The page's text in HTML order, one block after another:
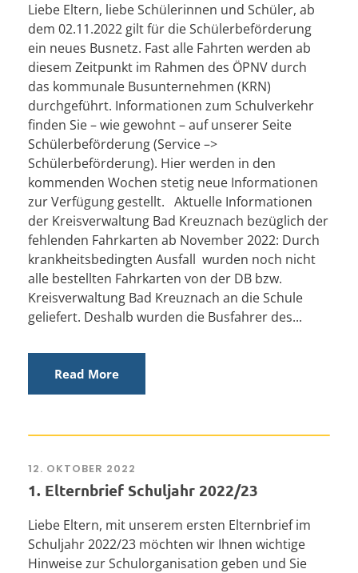
Liebe Eltern, liebe Schülerinnen und Schüler, ab
dem 02.11.2022 gilt für die Schülerbeförderung
ein neues Busnetz. Fast alle Fahrten werden ab
diesem Zeitpunkt im Rahmen des ÖPNV durch
das kommunale Busunternehmen (KRN)
durchgeführt. Informationen zum Schulverkehr
finden Sie – wie gewohnt – auf unserer Seite
Schülerbeförderung (Service –>
Schülerbeförderung). Hier werden in den
kommenden Wochen stetig neue Informationen
zur Verfügung gestellt. Aktuelle Informationen
der Kreisverwaltung Bad Kreuznach bezüglich der
fehlenden Fahrkarten ab November 2022: Durch
krankheitsbedingten Ausfall wurden noch nicht
alle bestellten Fahrkarten von der DB bzw.
Kreisverwaltung Bad Kreuznach an die Schule
geliefert. Deshalb wurden die Busfahrer des...
Read More
12. OKTOBER 2022
1. Elternbrief Schuljahr 2022/23
Liebe Eltern, mit unserem ersten Elternbrief im
Schuljahr 2022/23 möchten wir Ihnen wichtige
Hinweise zur Schulorganisation geben und Sie